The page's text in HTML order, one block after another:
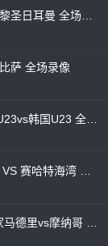
萨 全场录像